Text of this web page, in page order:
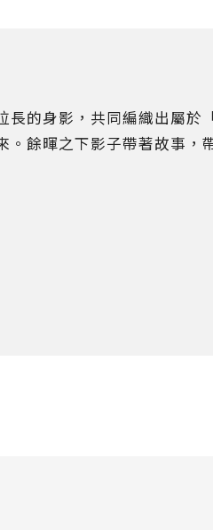
的身影，共同編織出屬
餘暉之下影子帶著故事